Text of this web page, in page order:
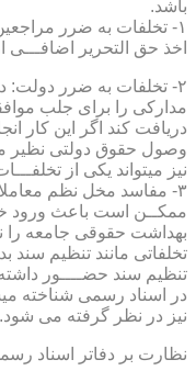
باشد.
۱- تخلفات به ضرر
اخذ حق التحریر
۲- تخلفات به ضرر دولت:
مدارکی را برای جلب
دریافت کند اگر این کار
وصول حقوق دولتی نظیر
نیز میتواند یکی از
۳- مفاسد مخل نظم
ممکــن است باعث ورود
بهداشت حقوقی جامعه را
تخلفاتی مانند تنظیم سند
در اسناد رسمی شناخته
نیز در نظر گرفته می شود.
نظارت بر دفاتر اسناد